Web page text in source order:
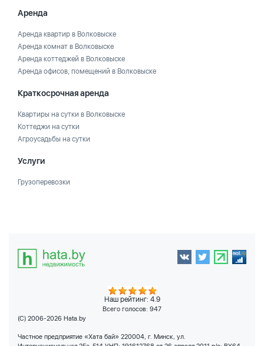
Аренда
Аренда квартир в Волковыске
Аренда комнат в Волковыске
Аренда коттеджей в Волковыске
Аренда офисов, помещений в Волковыске
Краткосрочная аренда
Квартиры на сутки в Волковыске
Коттеджи на сутки
Агроусадьбы на сутки
Услуги
Грузоперевозки
Наш рейтинг: 4.9
Всего голосов: 947
(C) 2006-2026 Hata.by
Частное предприятие «Хата бай» 220004, г. Минск, ул.